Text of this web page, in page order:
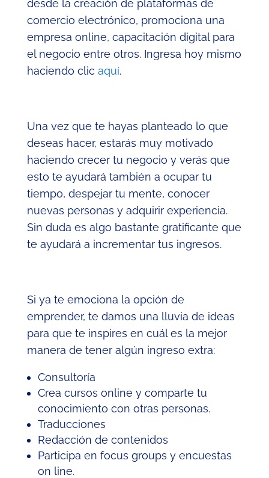
desde la creación de plataformas de
comercio electrónico, promociona una
empresa online, capacitación digital para
el negocio entre otros. Ingresa hoy mismo
haciendo clic aquí.
Una vez que te hayas planteado lo que
deseas hacer, estarás muy motivado
haciendo crecer tu negocio y verás que
esto te ayudará también a ocupar tu
tiempo, despejar tu mente, conocer
nuevas personas y adquirir experiencia.
Sin duda es algo bastante gratificante que
te ayudará a incrementar tus ingresos.
Si ya te emociona la opción de
emprender, te damos una lluvia de ideas
para que te inspires en cuál es la mejor
manera de tener algún ingreso extra:
Consultoría
Crea cursos online y comparte tu
conocimiento con otras personas.
Traducciones
Redacción de contenidos
Participa en focus groups y encuestas
on line.